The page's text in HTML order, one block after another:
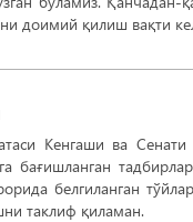
доимий қилиш вақти
Кенгаши ва Сенати
бағишланган
белгиланган
таклиф қиламан.